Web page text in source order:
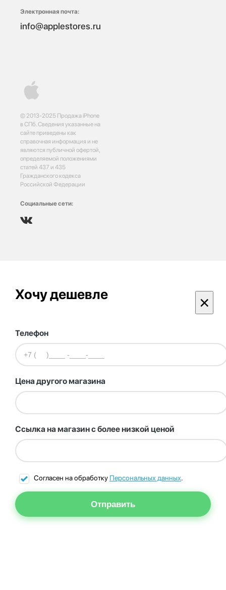
© 2013-2025 Продажа iPhone
в СПб. Сведения указанные на
сайте приведены как
справочная информация и не
являются публичной офертой,
определяемой положениями
статей 437 и 435
Гражданского кодекса
Российской Федерации
Социальные сети:
Электронная почта:
info@applestores.ru
Хочу дешевле ×
Телефон
Цена другого магазина
Ссылка на магазин с более низкой ценой
Согласен на обработку Персональных данных.
Отправить